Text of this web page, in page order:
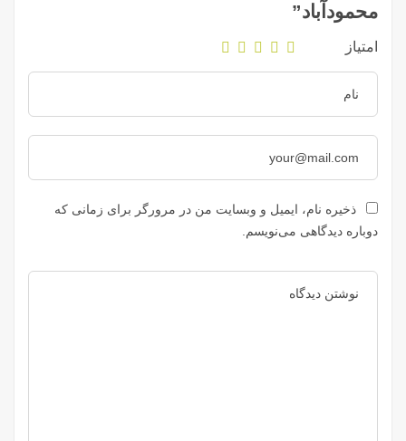
محمودآباد”
امتیاز
ذخیره نام، ایمیل و وبسایت من در مرورگر برای زمانی که
دوباره دیدگاهی می‌نویسم.